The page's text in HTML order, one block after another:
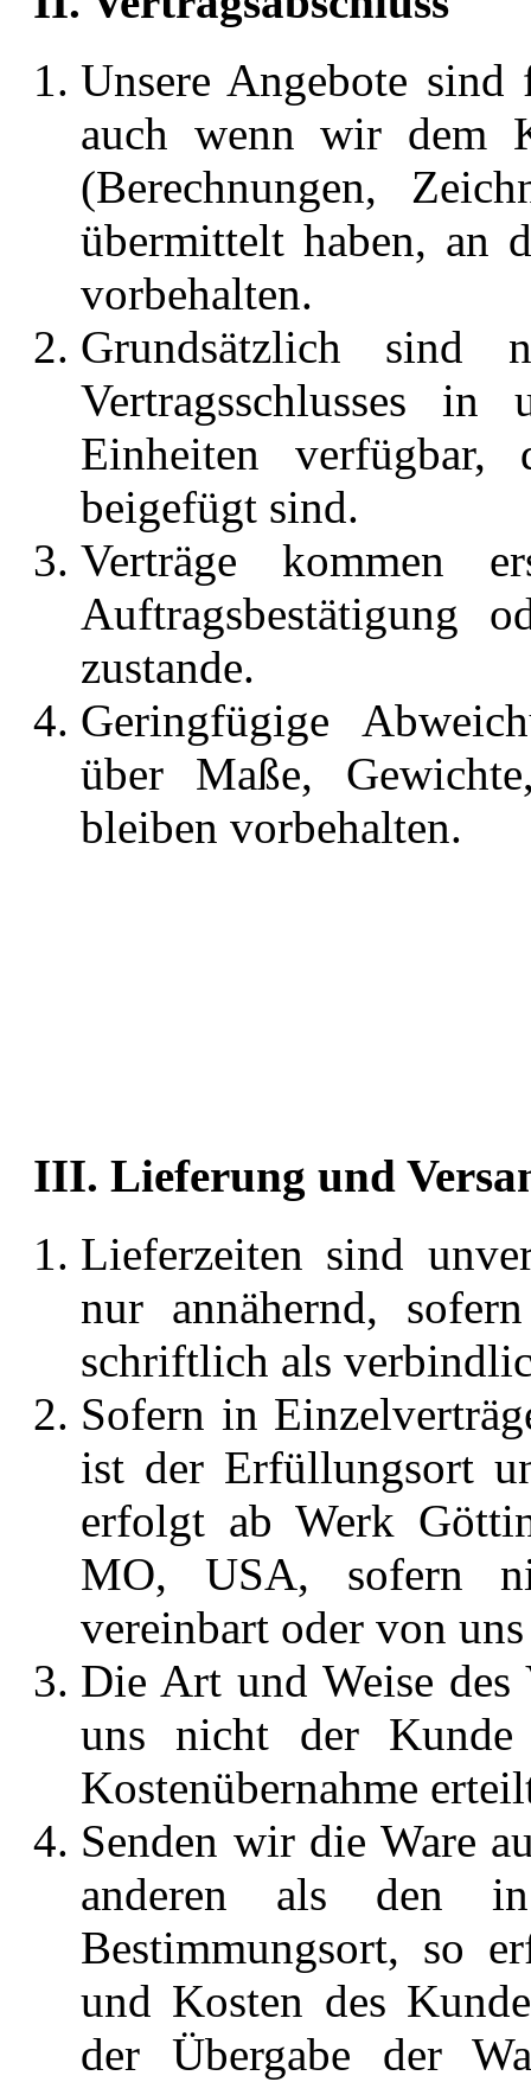
Unsere Angebote
auch wenn wir dem
(Berechnungen,
übermittelt haben, an
vorbehalten.
Grundsätzlich
Vertragsschlusses in
Einheiten
beigefügt sind.
Verträge kommen
Auftragsbestätigung
zustande.
Geringfügige
über Maße,
bleiben vorbehalten.
III. Lieferung und
Lieferzeiten sind
nur annähernd,
schriftlich als
Sofern in
ist der Erfüllungsort
erfolgt ab Werk
MO, USA, sofern
vereinbart oder von
Die Art und Weise des
uns nicht der Kunde
Kostenübernahme
Senden wir die Ware
anderen als den
Bestimmungsort, so
und Kosten des
der Übergabe der